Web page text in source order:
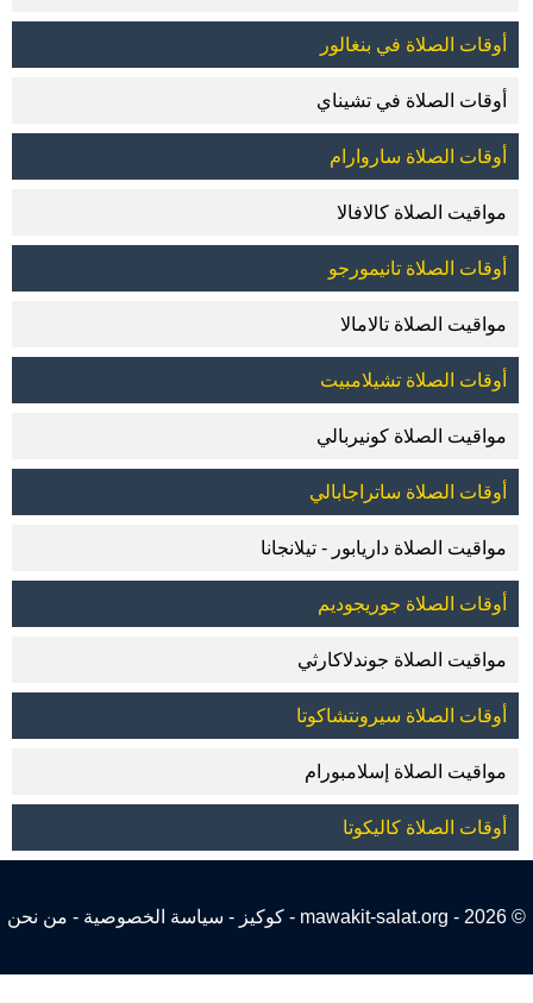
أوقات الصلاة في بنغالور
أوقات الصلاة في تشيناي
أوقات الصلاة ساروارام
مواقيت الصلاة كالافالا
أوقات الصلاة تانيمورجو
مواقيت الصلاة تالامالا
أوقات الصلاة تشيلامبيت
مواقيت الصلاة كونيربالي
أوقات الصلاة ساتراجابالي
مواقيت الصلاة داريابور - تيلانجانا
أوقات الصلاة جوريجوديم
مواقيت الصلاة جوندلاكارثي
أوقات الصلاة سيرونتشاكوتا
مواقيت الصلاة إسلامبورام
أوقات الصلاة كاليكوتا
© 2026 - mawakit-salat.org - كوكيز - سياسة الخصوصية - من نحن